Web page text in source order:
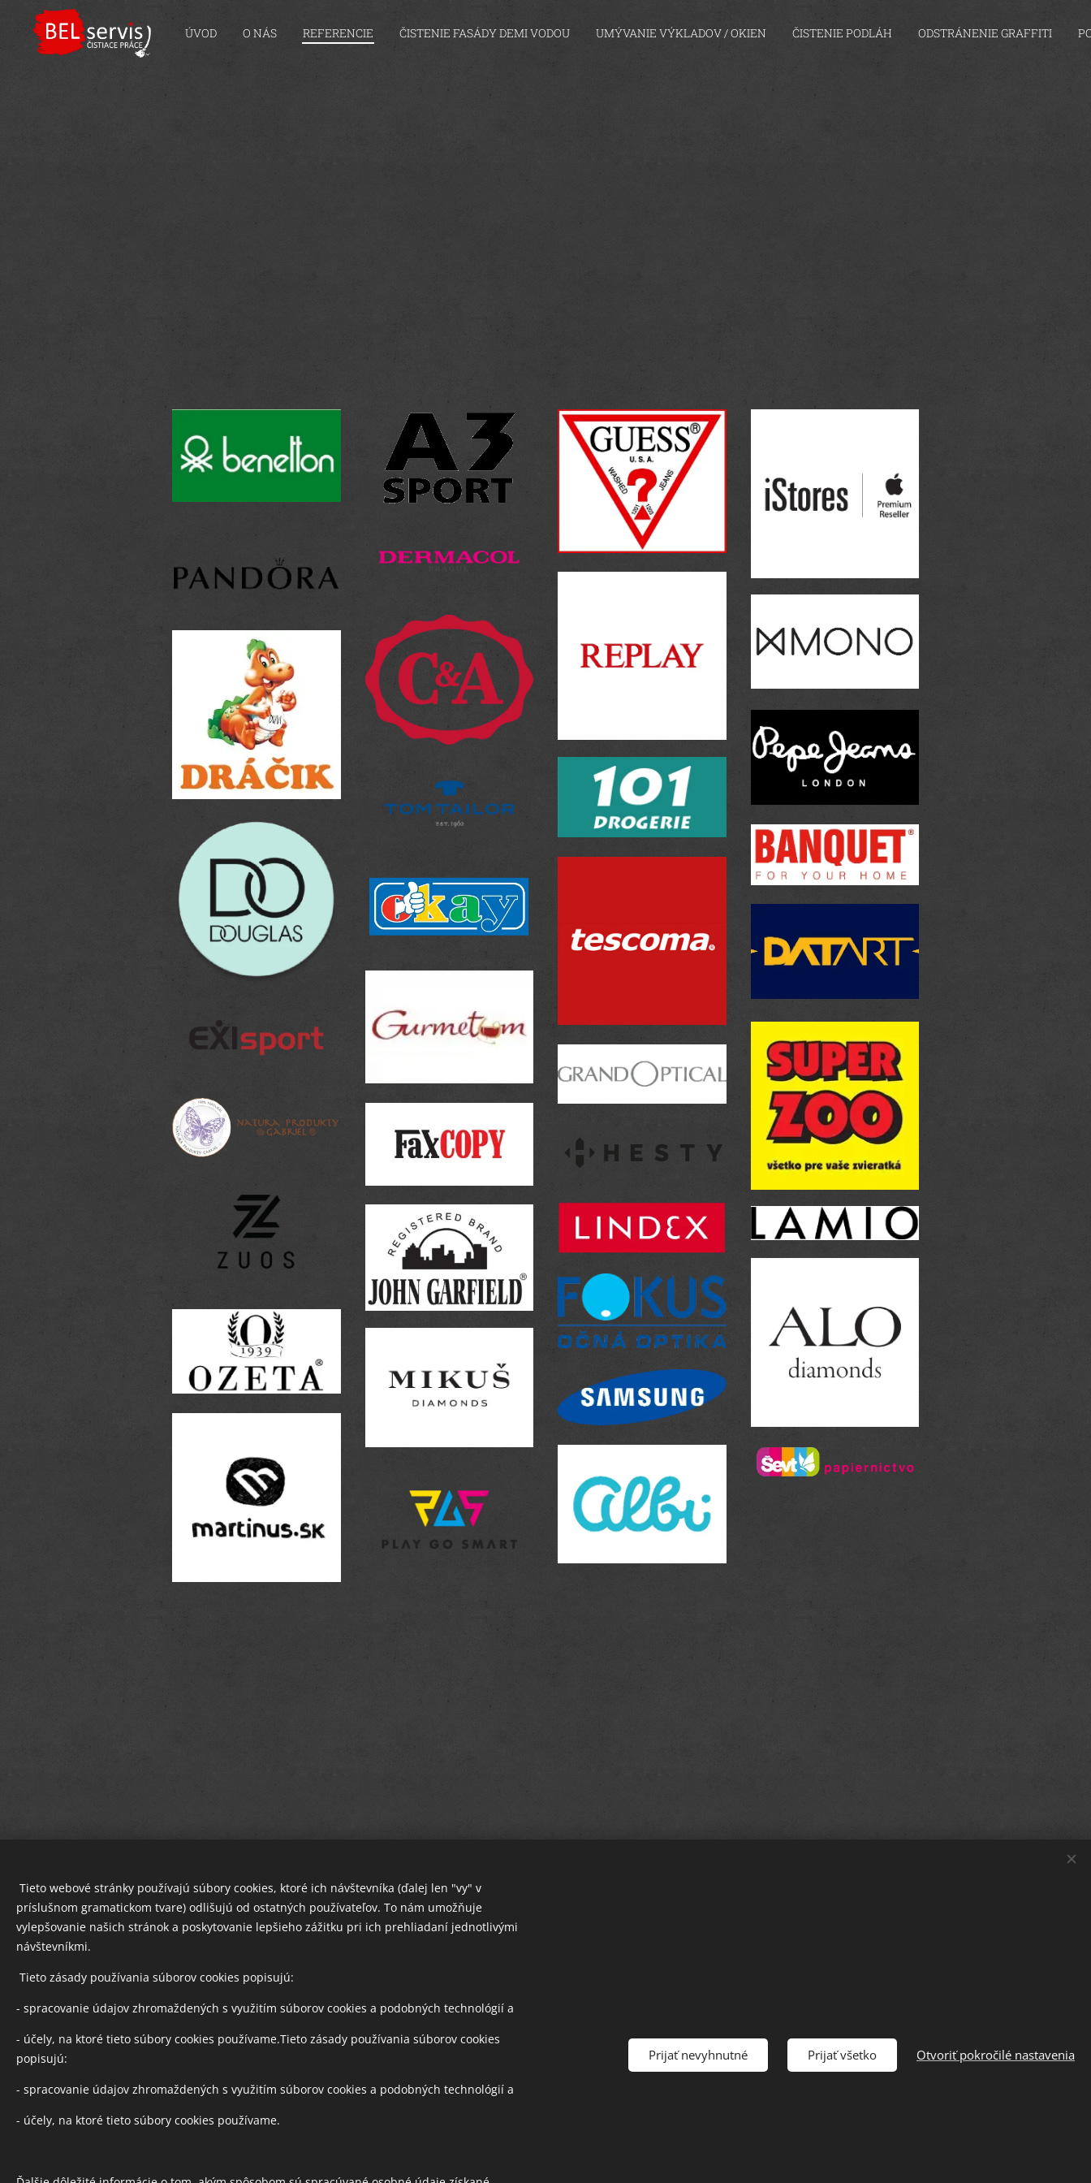
ÚVOD O NÁS REFERENCIE ČISTENIE FASÁDY DEMI VODOU UMÝVANIE VÝKLADOV / OKIEN ČISTENIE PODLÁH ODSTRÁNENIE GRAFFITI
Tieto webové stránky používajú súbory cookies, ktoré ich návštevníka (ďalej len "vy" v
príslušnom gramatickom tvare) odlišujú od ostatných používateľov. To nám umožňuje
vylepšovanie našich stránok a poskytovanie lepšieho zážitku pri ich prehliadaní jednotlivými
návštevníkmi.
Tieto zásady používania súborov cookies popisujú:
- spracovanie údajov zhromaždených s využitím súborov cookies a podobných technológií a
- účely, na ktoré tieto súbory cookies používame.Tieto zásady používania súborov cookies
popisujú:
- spracovanie údajov zhromaždených s využitím súborov cookies a podobných technológií a
- účely, na ktoré tieto súbory cookies používame.
Prijať nevyhnutné Prijať všetko Otvoriť pokročilé nastavenia